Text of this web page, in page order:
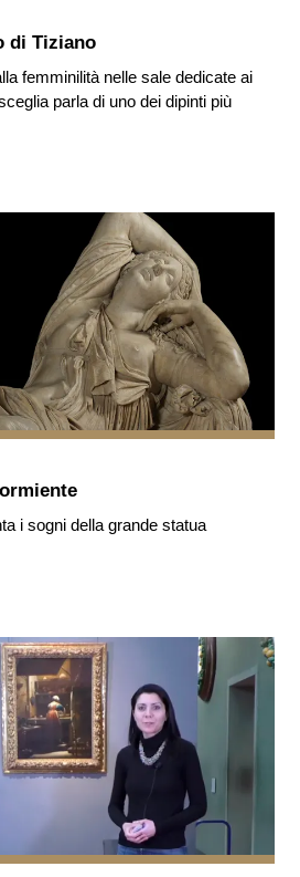
di Tiziano
femminilità nelle sale dedicate ai
parla di uno dei dipinti più
i sogni della grande statua